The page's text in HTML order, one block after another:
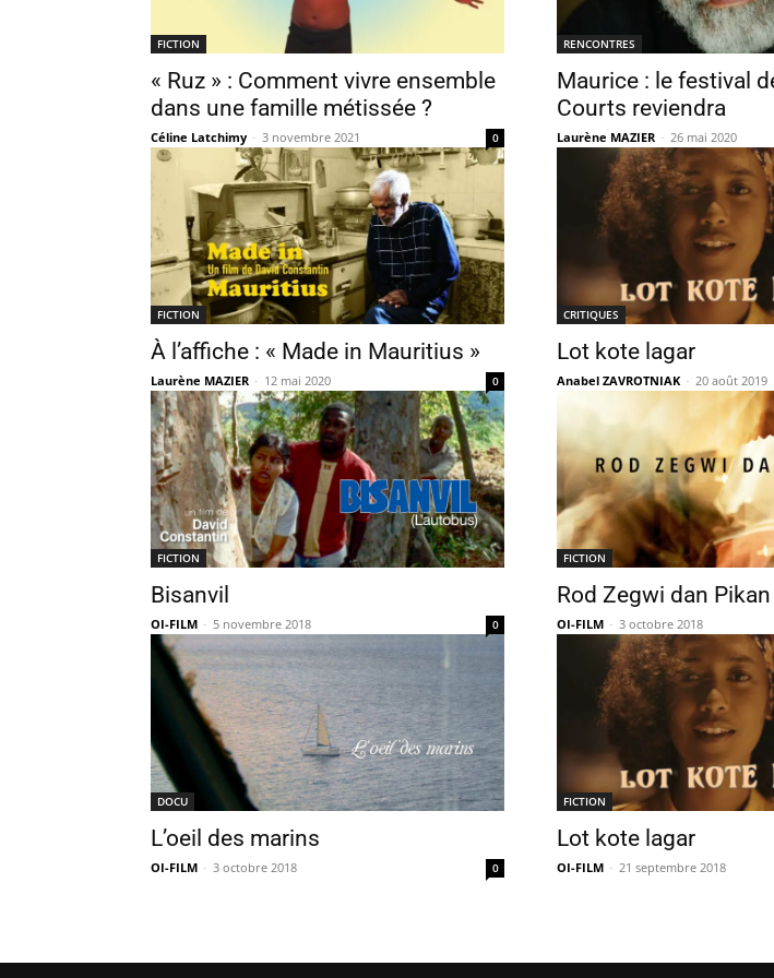
FICTION
« Ruz » : Comment vivre ensemble
dans une famille métissée ?
Céline Latchimy - 3 novembre 2021 0
RENCONTRES
Maurice : le festival
Courts reviendra
Laurène MAZIER - 26 mai 2020
FICTION
À l’affiche : « Made in Mauritius »
Laurène MAZIER - 12 mai 2020 0
CRITIQUES
Lot kote lagar
Anabel ZAVROTNIAK - 20 août 2019
FICTION
Bisanvil
OI-FILM - 5 novembre 2018 0
FICTION
Rod Zegwi dan Pikan
OI-FILM - 3 octobre 2018
DOCU
L’oeil des marins
OI-FILM - 3 octobre 2018 0
FICTION
Lot kote lagar
OI-FILM - 21 septembre 2018